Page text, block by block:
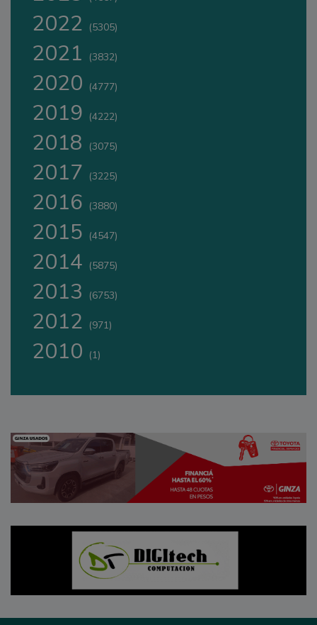
2022 (5305)
2021 (3832)
2020 (4777)
2019 (4222)
2018 (3075)
2017 (3225)
2016 (3880)
2015 (4547)
2014 (5875)
2013 (6753)
2012 (971)
2010 (1)